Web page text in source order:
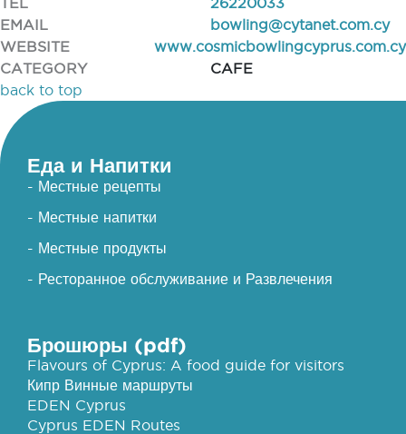
EMAIL
bowling@cytanet.com.cy
WEBSITE
www.cosmicbowlingcyprus.com.cy
CATEGORY
CAFE
back to top
Еда и Напитки
- Местные рецепты
- Местные напитки
- Местные продукты
- Ресторанное обслуживание и Развлечения
Брошюры (pdf)
Flavours of Cyprus: A food guide for visitors
Кипр Винные маршруты
EDEN Cyprus
Cyprus EDEN Routes